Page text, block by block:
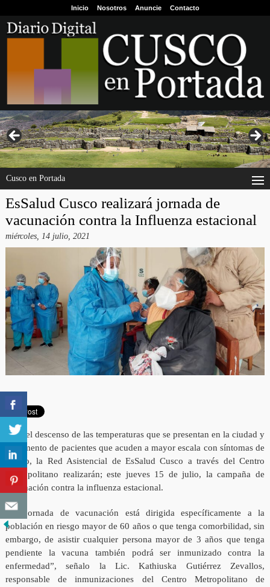
Inicio Nosotros Anuncie Contacto
Cusco en Portada
EsSalud Cusco realizará jornada de
vacunación contra la Influenza estacional
miércoles, 14 julio, 2021
Ante el descenso de las temperaturas que se presentan en la ciudad y
el aumento de pacientes que acuden a mayor escala con síntomas de
resfrío, la Red Asistencial de EsSalud Cusco a través del Centro
Metropolitano realizarán; este jueves 15 de julio, la campaña de
vacunación contra la influenza estacional.
“La jornada de vacunación está dirigida específicamente a la
población en riesgo mayor de 60 años o que tenga comorbilidad, sin
embargo, de asistir cualquier persona mayor de 3 años que tenga
pendiente la vacuna también podrá ser inmunizado contra la
enfermedad”, señalo la Lic. Kathiuska Gutiérrez Zevallos,
responsable de inmunizaciones del Centro Metropolitano de